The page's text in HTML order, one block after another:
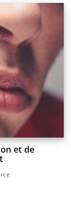
et de